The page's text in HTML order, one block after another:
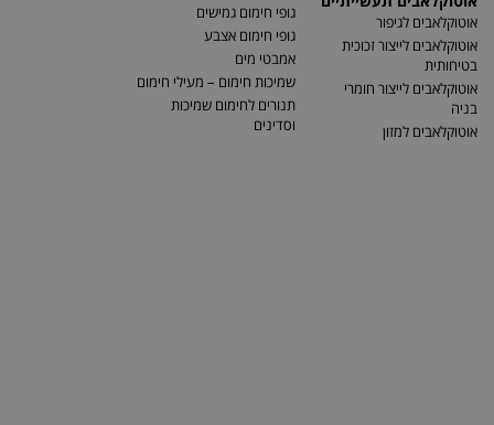
אוטוקלאבים לגיפור
אוטוקלאבים לייצור זכוכית
בטיחותית
אוטוקלאבים לייצור חומרי
בניה
אוטוקלאבים למזון
גופי חימום גמישים
גופי חימום אצבע
אמבטי מים
שמיכות חימום – מעילי חימום
תנורים לחימום שמיכות
וסדינים